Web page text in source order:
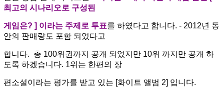
최고의 시나리오로 구성된
게임은? ] 이라는 주제 로 투표를 하였다고 합니다. - 2012년 동
안의 판매량도 포함 되었다고
합니 다. 총 100위권까지 공개 되었지만 10위 까지만 공개 하
도록 하겠습니다. 1위는 한편의 장
편소설이라는 평가를 받고 있는 [화이트 앨범 2] 입니다.